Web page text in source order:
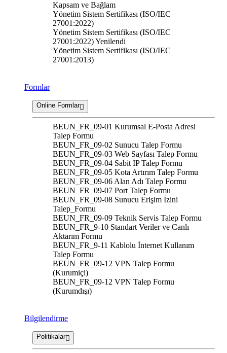
Kapsam ve Bağlam
Yönetim Sistem Sertifikası (ISO/IEC
27001:2022)
Yönetim Sistem Sertifikası (ISO/IEC
27001:2022) Yenilendi
Yönetim Sistem Sertifikası (ISO/IEC
27001:2013)
Formlar
Online Formlar
BEUN_FR_09-01 Kurumsal E-Posta Adresi
Talep Formu
BEUN_FR_09-02 Sunucu Talep Formu
BEUN_FR_09-03 Web Sayfası Talep Formu
BEUN_FR_09-04 Sabit IP Talep Formu
BEUN_FR_09-05 Kota Artırım Talep Formu
BEUN_FR_09-06 Alan Adı Talep Formu
BEUN_FR_09-07 Port Talep Formu
BEUN_FR_09-08 Sunucu Erişim İzini
Talep_Formu
BEUN_FR_09-09 Teknik Servis Talep Formu
BEUN_FR_9-10 Standart Veriler ve Canlı
Aktarım Formu
BEUN_FR_9-11 Kablolu İnternet Kullanım
Talep Formu
BEUN_FR_09-12 VPN Talep Formu
(Kurumiçi)
BEUN_FR_09-12 VPN Talep Formu
(Kurumdışı)
Bilgilendirme
Politikalar